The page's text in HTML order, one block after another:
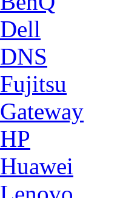
Dell
DNS
Fujitsu
Gateway
HP
Huawei